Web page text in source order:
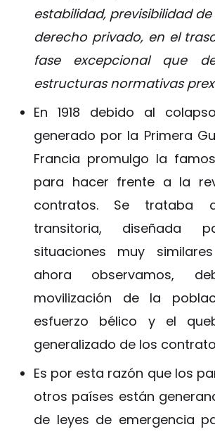
estabilidad, previsibilidad
derecho privado, en el
fase excepcional que
estructuras normativas
En 1918 debido al
generado por la Primera
Francia promulgo la
para hacer frente a la
contratos. Se trataba
transitoria, diseñada
situaciones muy
ahora observamos,
movilización de la
esfuerzo bélico y el
generalizado de los
Es por esta razón que los
otros países están
de leyes de emergencia